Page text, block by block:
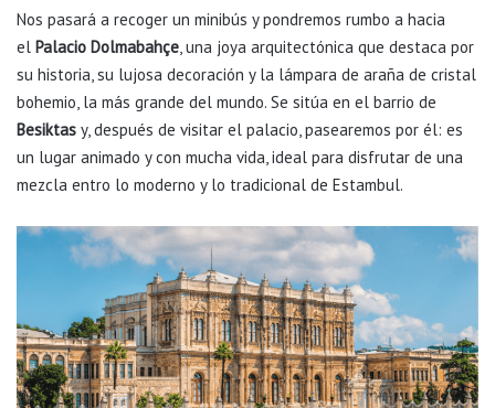
Nos pasará a recoger un minibús y pondremos rumbo a hacia
el Palacio Dolmabahçe, una joya arquitectónica que destaca por
su historia, su lujosa decoración y la lámpara de araña de cristal
bohemio, la más grande del mundo. Se sitúa en el barrio de
Besiktas y, después de visitar el palacio, pasearemos por él: es
un lugar animado y con mucha vida, ideal para disfrutar de una
mezcla entro lo moderno y lo tradicional de Estambul.